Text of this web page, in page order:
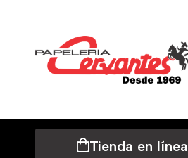
Tienda en línea